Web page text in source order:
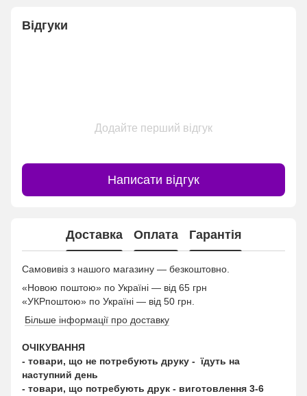
Відгуки
Додайте перший відгук
Написати відгук
Доставка Оплата Гарантія
Самовивіз з нашого магазину — безкоштовно.
«Новою поштою» по Україні — від 65 грн
«УКРпоштою» по Україні — від 50 грн.
Більше інформації про доставку
ОЧІКУВАННЯ
- товари, що не потребують друку - їдуть на
наступний день
- товари, що потребують друк - виготовлення 3-6